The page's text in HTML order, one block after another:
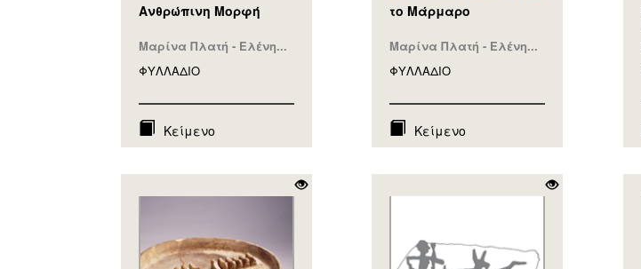
Ανθρώπινη Μορφή
Μαρίνα Πλατή - Ελένη...
ΦΥΛΛAΔΙΟ
Κείμενο
το Μάρμαρο
Μαρίνα Πλατή - Ελένη...
ΦΥΛΛAΔΙΟ
Κείμενο